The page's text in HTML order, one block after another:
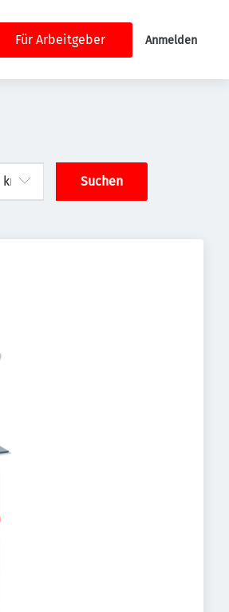
Für Arbeitgeber Anmelden
Suchen